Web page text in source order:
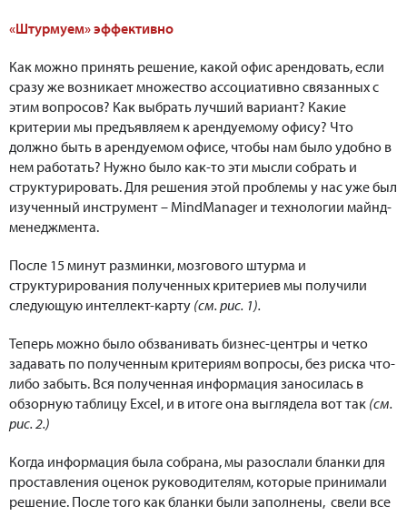
«Штурмуем» эффективно
Как можно принять решение, какой офис арендовать, если
сразу же возникает множество ассоциативно связанных с
этим вопросов? Как выбрать лучший вариант? Какие
критерии мы предъявляем к арендуемому офису? Что
должно быть в арендуемом офисе, чтобы нам было удобно в
нем работать? Нужно было как-то эти мысли собрать и
структурировать. Для решения этой проблемы у нас уже был
изученный инструмент – MindManager и технологии майнд-
менеджмента.
После 15 минут разминки, мозгового штурма и
структурирования полученных критериев мы получили
следующую интеллект-карту (см. рис. 1).
Теперь можно было обзванивать бизнес-центры и четко
задавать по полученным критериям вопросы, без риска что-
либо забыть. Вся полученная информация заносилась в
обзорную таблицу Excel, и в итоге она выглядела вот так (см.
рис. 2.)
Когда информация была собрана, мы разослали бланки для
проставления оценок руководителям, которые принимали
решение. После того как бланки были заполнены, свели все